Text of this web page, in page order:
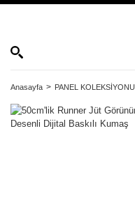
Anasayfa PANEL KOLEKSİYONU